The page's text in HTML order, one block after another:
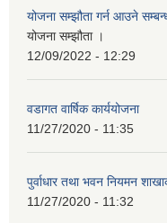
योजना सम्झौता गर्न आउने
योजना सम्झौता ।
12/09/2022 - 12:29
वडागत वार्षिक कार्ययोजना
11/27/2020 - 11:35
पुर्वाधार तथा भवन नियमन
11/27/2020 - 11:32